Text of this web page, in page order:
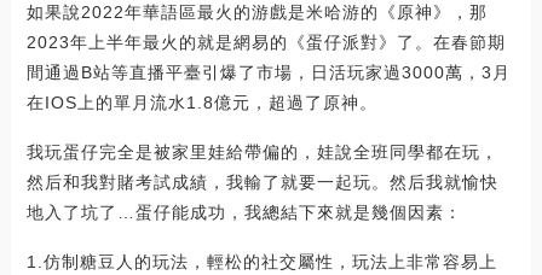
如果說2022年華語區最火的游戲是米哈游的《原神》，那
2023年上半年最火的就是網易的《蛋仔派對》了。在春節期
間通過B站等直播平臺引爆了市場，日活玩家過3000萬，3月
在IOS上的單月流水1.8億元，超過了原神。
我玩蛋仔完全是被家里娃給帶偏的，娃說全班同學都在玩，
然后和我對賭考試成績，我輸了就要一起玩。然后我就愉快
地入了坑了…蛋仔能成功，我總結下來就是幾個因素：
1.仿制糖豆人的玩法，輕松的社交屬性，玩法上非常容易上